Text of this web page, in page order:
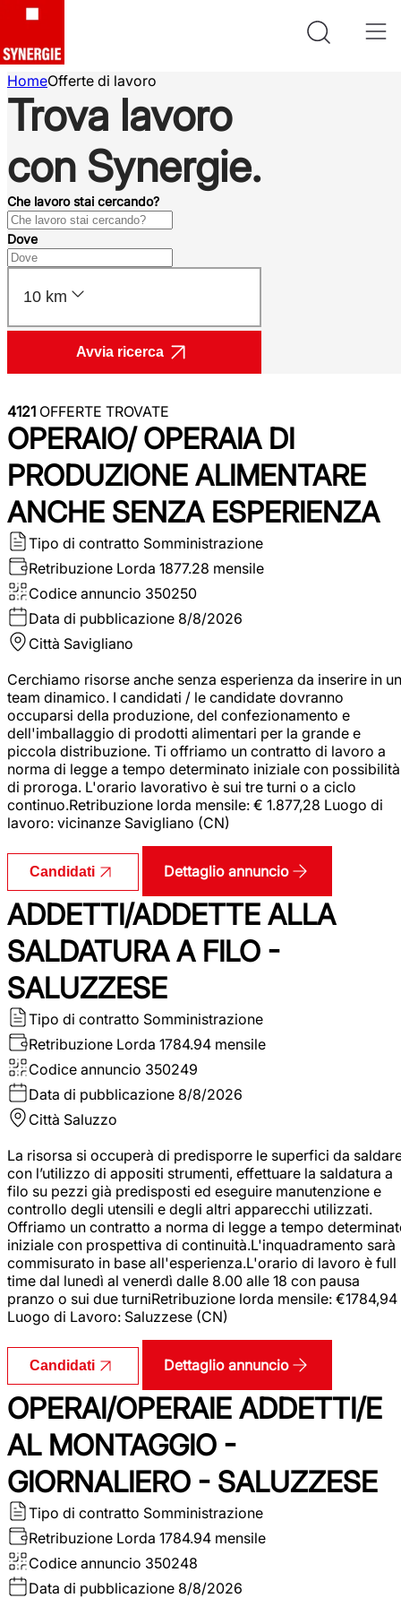
HomeOfferte di lavoro
Trova lavoro
con Synergie.
Che lavoro stai cercando?
Dove
10 km
Avvia ricerca
4121 OFFERTE TROVATE
OPERAIO/ OPERAIA DI
PRODUZIONE ALIMENTARE
ANCHE SENZA ESPERIENZA
Tipo di contratto Somministrazione
Retribuzione Lorda 1877.28 mensile
Codice annuncio 350250
Data di pubblicazione 8/8/2026
Città Savigliano
Cerchiamo risorse anche senza esperienza da inserire in un
team dinamico. I candidati / le candidate dovranno
occuparsi della produzione, del confezionamento e
dell'imballaggio di prodotti alimentari per la grande e
piccola distribuzione. Ti offriamo un contratto di lavoro a
norma di legge a tempo determinato iniziale con possibilità
di proroga. L'orario lavorativo è sui tre turni o a ciclo
continuo.Retribuzione lorda mensile: € 1.877,28 Luogo di
lavoro: vicinanze Savigliano (CN)
Candidati Dettaglio annuncio
ADDETTI/ADDETTE ALLA
SALDATURA A FILO -
SALUZZESE
Tipo di contratto Somministrazione
Retribuzione Lorda 1784.94 mensile
Codice annuncio 350249
Data di pubblicazione 8/8/2026
Città Saluzzo
La risorsa si occuperà di predisporre le superfici da
con l’utilizzo di appositi strumenti, effettuare la saldatura a
filo su pezzi già predisposti ed eseguire manutenzione e
controllo degli utensili e degli altri apparecchi utilizzati.
Offriamo un contratto a norma di legge a tempo
iniziale con prospettiva di continuità.L'inquadramento sarà
commisurato in base all'esperienza.L'orario di lavoro è full
time dal lunedì al venerdì dalle 8.00 alle 18 con pausa
pranzo o sui due turniRetribuzione lorda mensile: €1784,94
Luogo di Lavoro: Saluzzese (CN)
Candidati Dettaglio annuncio
OPERAI/OPERAIE ADDETTI/E
AL MONTAGGIO -
GIORNALIERO - SALUZZESE
Tipo di contratto Somministrazione
Retribuzione Lorda 1784.94 mensile
Codice annuncio 350248
Data di pubblicazione 8/8/2026